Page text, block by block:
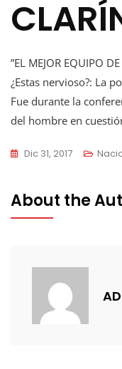
”EL MEJOR EQUIPO
¿Estas nervioso?: La
Fue durante la
del hombre en
Dic 31, 2017
About the